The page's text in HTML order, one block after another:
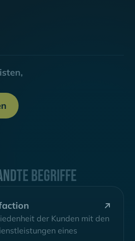
Begriffe
der Kunden mit den
eines